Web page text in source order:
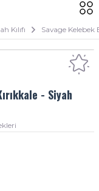
Kılıfı Savage Kelebek
- Siyah